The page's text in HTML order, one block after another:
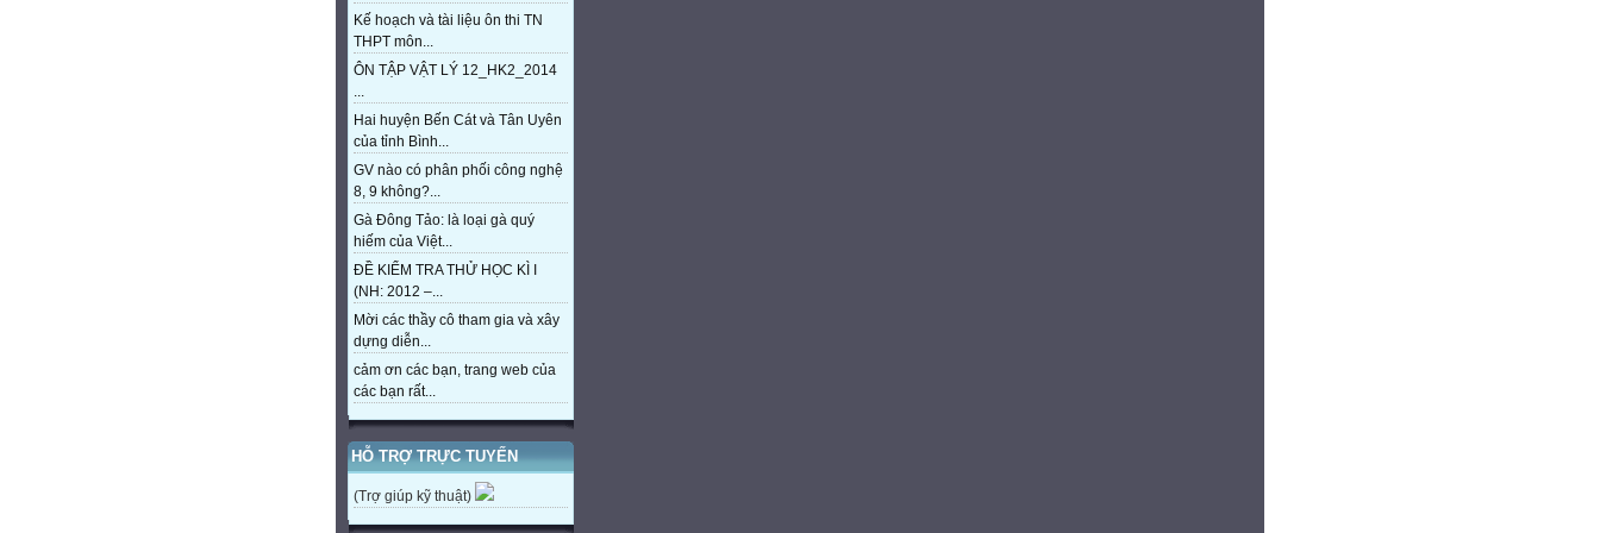
Kế hoạch và tài liệu ôn thi TN
THPT môn...
ÔN TẬP VẬT LÝ 12_HK2_2014
...
Hai huyện Bến Cát và Tân Uyên
của tỉnh Bình...
GV nào có phân phối công nghệ
8, 9 không?...
Gà Đông Tảo: là loại gà quý
hiếm của Việt...
ĐỀ KIỂM TRA THỬ HỌC KÌ I
(NH: 2012 –...
Mời các thầy cô tham gia và xây
dựng diễn...
cảm ơn các bạn, trang web của
các bạn rất...
HỖ TRỢ TRỰC TUYẾN
(Trợ giúp kỹ thuật)